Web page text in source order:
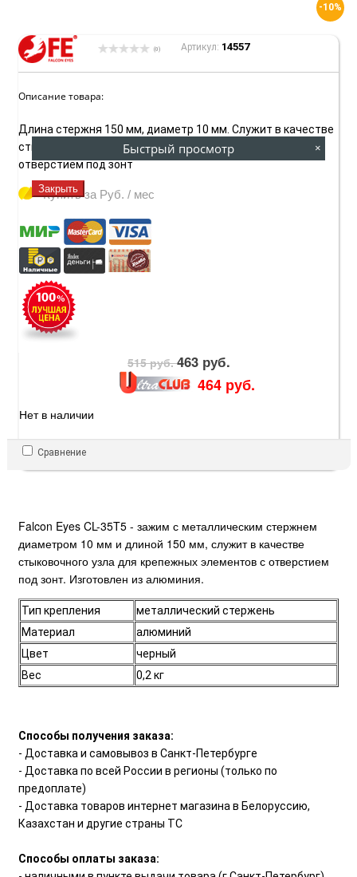
-10%
(0) Артикул: 14557
Описание товара:
Длина стержня 150 мм, диаметр 10 мм. Служит в качестве
стыковочного узла для крепежных элементов с
отверстием под зонт
Купить за Руб. / мес
515 руб.463 руб.
464 руб.
Нет в наличии
Сравнение
Falcon Eyes CL-35T5 - зажим с металлическим стержнем
диаметром 10 мм и длиной 150 мм, служит в качестве
стыковочного узла для крепежных элементов с отверстием
под зонт. Изготовлен из алюминия.
Тип крепления
металлический стержень
Материал
алюминий
Цвет
черный
Вес
0,2 кг
Способы получения заказа:
- Доставка и самовывоз в Санкт-Петербурге
- Доставка по всей России в регионы (только по
предоплате)
- Доставка товаров интернет магазина в Белоруссию,
Казахстан и другие страны ТС
Способы оплаты заказа:
Быстрый просмотр ×
Закрыть